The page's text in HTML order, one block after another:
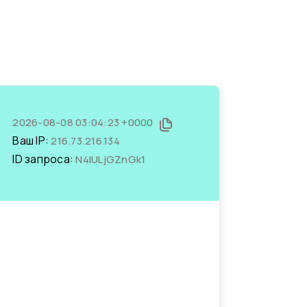
2026-08-08 03:04:23 +0000
Ваш IP:216.73.216.134
ID запроса:N4IULjGZnGk1